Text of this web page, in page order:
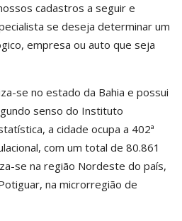
cadastros a seguir e
se deseja determinar um
empresa ou auto que seja
se no estado da Bahia e possui
senso do Instituto
a cidade ocupa a 402ª
com um total de 80.861
se na região Nordeste do país,
na microrregião de